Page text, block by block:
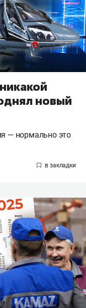
новый
— нормально это